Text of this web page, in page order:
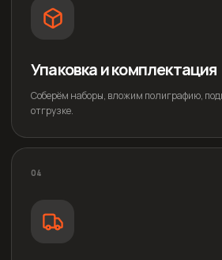
Упаковка и комплектация
Соберём наборы, вложим полиграфию,
отгрузке.
04